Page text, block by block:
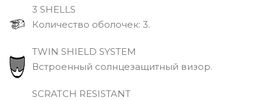
3 SHELLS
Количество оболочек: 3.
TWIN SHIELD SYSTEM
Встроенный солнцезащитный визор.
SCRATCH RESISTANT